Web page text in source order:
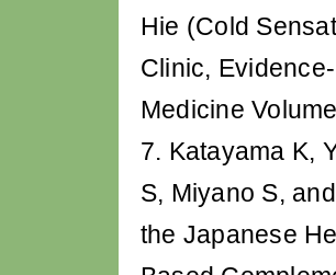
Hie (Cold
Clinic,
Medicine
7. Katayama K,
S, Miyano S,
the Japanese